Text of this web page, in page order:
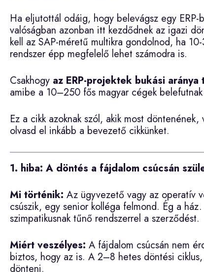
Ha eljutottál odáig, hogy belevágsz egy
valóságban azonban itt kezdődnek az igazi
kell az SAP-méretű multikra gondolnod, ha
rendszer épp megfelelő lehet számodra is.
Csakhogy az ERP-projektek bukási
amibe a 10–250 fős magyar cégek
Ez a cikk azoknak szól, akik most
olvasd el inkább a bevezető cikkünket.
1. hiba: A döntés a fájdalom csúcsán
Mi történik: Az ügyvezető vagy az operatív
csúszik, egy senior kolléga felmond. Ég a
szimpatikusnak tűnő rendszerrel a szerződést.
Miért veszélyes: A fájdalom csúcsán nem
biztos, hogy az is. A 2–8 hetes döntési
dönteni.